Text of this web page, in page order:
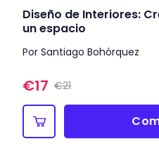
Diseño de Interiores:
un espacio
Por Santiago Bohórquez
€17 €21